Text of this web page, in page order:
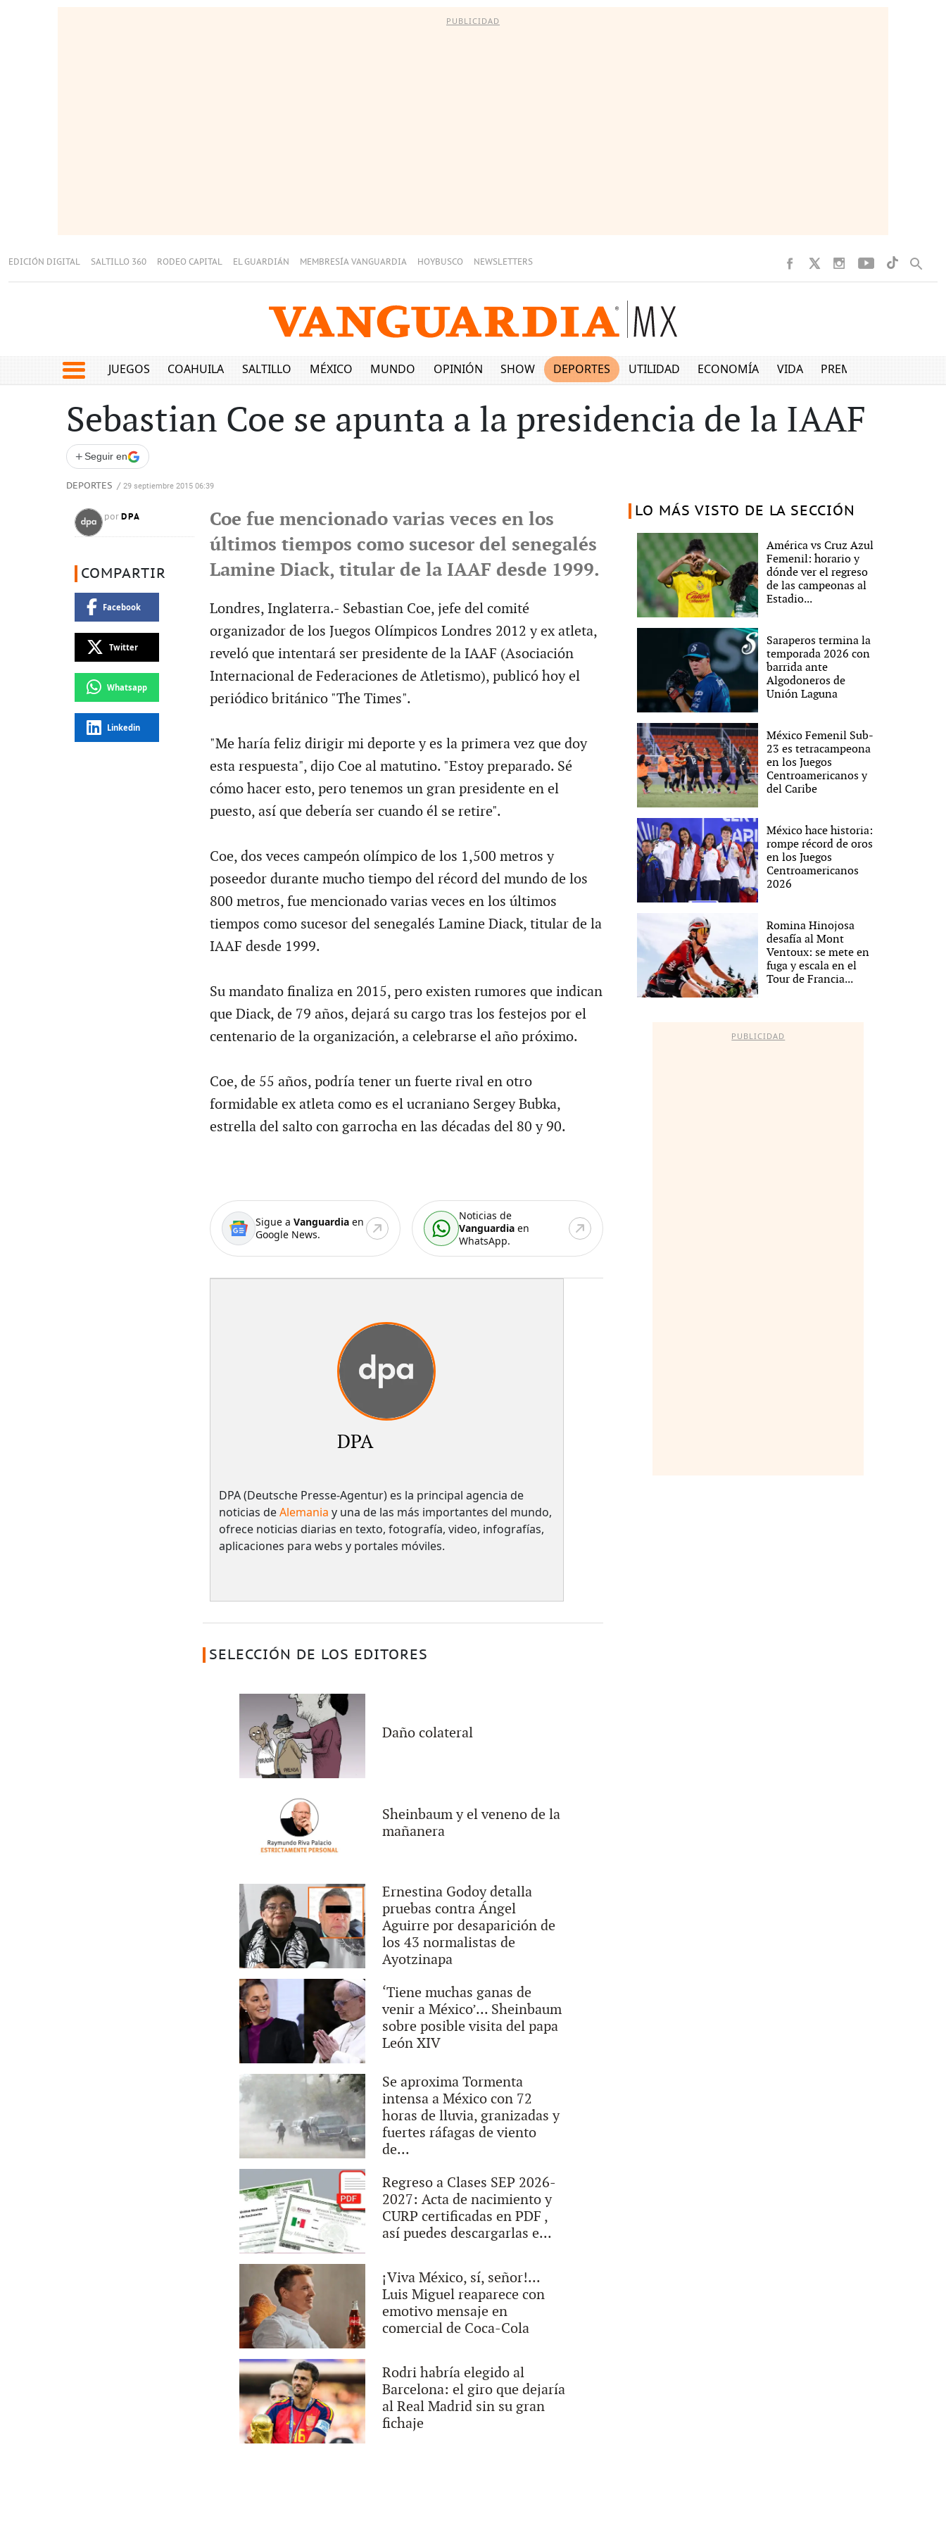
PUBLICIDAD
EDICIÓN DIGITAL SALTILLO 360 RODEO CAPITAL EL GUARDIÁN MEMBRESÍA VANGUARDIA HOYBUSCO NEWSLETTERS
JUEGOS COAHUILA SALTILLO MÉXICO MUNDO OPINIÓN SHOW DEPORTES UTILIDAD ECONOMÍA VIDA PREMIUM
Sebastian Coe se apunta a la presidencia de la IAAF
+ Seguir en
DEPORTES / 29 septiembre 2015 06:39
por DPA
COMPARTIR
Facebook
Twitter
Whatsapp
Linkedin
Coe fue mencionado varias veces en los
últimos tiempos como sucesor del senegalés
Lamine Diack, titular de la IAAF desde 1999.
Londres, Inglaterra.- Sebastian Coe, jefe del comité
organizador de los Juegos Olímpicos Londres 2012 y ex atleta,
reveló que intentará ser presidente de la IAAF (Asociación
Internacional de Federaciones de Atletismo), publicó hoy el
periódico británico "The Times".
"Me haría feliz dirigir mi deporte y es la primera vez que doy
esta respuesta", dijo Coe al matutino. "Estoy preparado. Sé
cómo hacer esto, pero tenemos un gran presidente en el
puesto, así que debería ser cuando él se retire".
Coe, dos veces campeón olímpico de los 1,500 metros y
poseedor durante mucho tiempo del récord del mundo de los
800 metros, fue mencionado varias veces en los últimos
tiempos como sucesor del senegalés Lamine Diack, titular de la
IAAF desde 1999.
Su mandato finaliza en 2015, pero existen rumores que indican
que Diack, de 79 años, dejará su cargo tras los festejos por el
centenario de la organización, a celebrarse el año próximo.
Coe, de 55 años, podría tener un fuerte rival en otro
formidable ex atleta como es el ucraniano Sergey Bubka,
estrella del salto con garrocha en las décadas del 80 y 90.
Sigue a Vanguardiaen
Google News.
Noticias de
Vanguardia en
WhatsApp.
DPA
DPA (Deutsche Presse-Agentur) es la principal agencia de
noticias deAlemania y una de las más importantes del mundo,
ofrece noticias diarias en texto, fotografía, video, infografías,
aplicaciones para webs y portales móviles.
SELECCIÓN DE LOS EDITORES
Daño colateral
Sheinbaum y el veneno de la
mañanera
Ernestina Godoy detalla
pruebas contra Ángel
Aguirre por desaparición de
los 43 normalistas de
Ayotzinapa
‘Tiene muchas ganas de
venir a México’... Sheinbaum
sobre posible visita del papa
León XIV
Se aproxima Tormenta
intensa a México con 72
horas de lluvia, granizadas y
fuertes ráfagas de viento
de...
Regreso a Clases SEP 2026-
2027: Acta de nacimiento y
CURP certificadas en PDF ,
así puedes descargarlas e...
¡Viva México, sí, señor!...
Luis Miguel reaparece con
emotivo mensaje en
comercial de Coca-Cola
Rodri habría elegido al
Barcelona: el giro que dejaría
al Real Madrid sin su gran
fichaje
LO MÁS VISTO DE LA SECCIÓN
América vs Cruz Azul
Femenil: horario y
dónde ver el regreso
de las campeonas al
Estadio...
Saraperos termina la
temporada 2026 con
barrida ante
Algodoneros de
Unión Laguna
México Femenil Sub-
23 es tetracampeona
en los Juegos
Centroamericanos y
del Caribe
México hace historia:
rompe récord de oros
en los Juegos
Centroamericanos
2026
Romina Hinojosa
desafía al Mont
Ventoux: se mete en
fuga y escala en el
Tour de Francia...
PUBLICIDAD